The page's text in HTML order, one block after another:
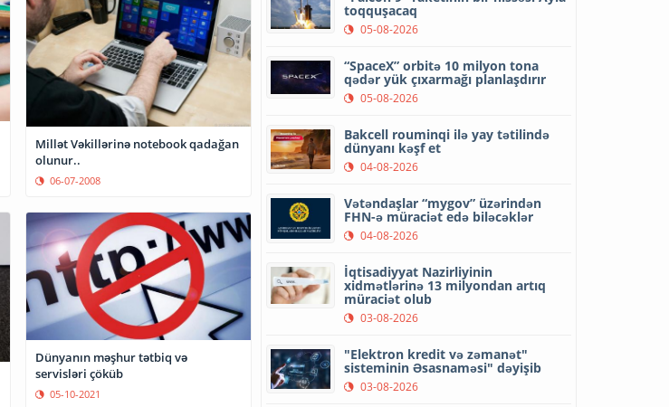
Millət Vəkillərinə notebook qadağan
olunur..
06-07-2008
Dünyanın məşhur tətbiq və
servisləri çöküb
05-10-2021
toqquşacaq
05-08-2026
“SpaceX” orbitə 10 milyon tona
qədər yük çıxarmağı planlaşdırır
05-08-2026
Bakcell rouminqi ilə yay tətilində
dünyanı kəşf et
04-08-2026
Vətəndaşlar “mygov” üzərindən
FHN-ə müraciət edə biləcəklər
04-08-2026
İqtisadiyyat Nazirliyinin
xidmətlərinə 13 milyondan artıq
müraciət olub
03-08-2026
"Elektron kredit və zəmanət"
sisteminin Əsasnaməsi" dəyişib
03-08-2026